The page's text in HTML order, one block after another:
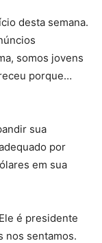
desta semana.
somos jovens
porque…
sua
por
em sua
é presidente
nos sentamos.